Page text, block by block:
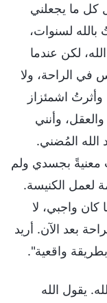
كل ما يجعلني
لسنوات،
لكن عندما
في الراحة، ولا
اشمئزاز
وأنني
المُضني.
معنيةً بجسدي ولم
لعمل الكنيسة.
كان واجبي، لا
بعد الآن. أريد
واقعية".
يقول الله